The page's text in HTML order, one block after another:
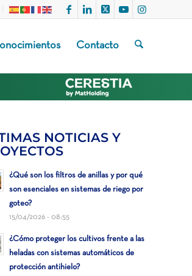
Contacto
NOTICIAS Y
¿Qué son los filtros de anillas y por qué
son esenciales en sistemas de riego por
goteo?
15/04/2026 - 08:55
¿Cómo proteger los cultivos frente a las
heladas con sistemas automáticos de
protección antihielo?